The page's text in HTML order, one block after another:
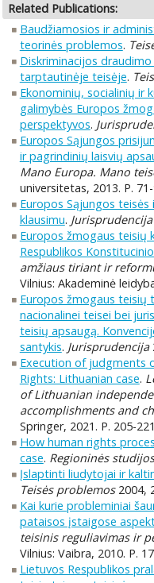
Related Publications:
Baudžiamosios ir
teorinės problemos.
Diskriminacijos
tarptautinėje teisėje.
Ekonominių, socialinių ir
galimybės Europos
perspektyvos.
Europos Sąjungos
ir pagrindinių laisvių
Mano Europa. Mano
universitetas, 2013. P.
Europos Sąjungos
klausimu. Jurisprudencija
Europos žmogaus teisių
Respublikos
amžiaus tiriant ir
Vilnius: Akademinė
Europos žmogaus teisių
nacionalinei teisei bei
teisių apsaugą.
santykis. Jurisprudencija
Execution of judgments
Rights: Lithuanian case.
of Lithuanian
accomplishments and
Springer, 2021. P. 205-
How human rights
case. Regioninės studijos
Įslaptinti liudytojai ir
Teisės problemos2004,
Kai kurie probleminiai
pataisos įstaigose
teisinis reguliavimas ir
Vilnius: Vaibra, 2010. P.
Lietuvos Respublikos